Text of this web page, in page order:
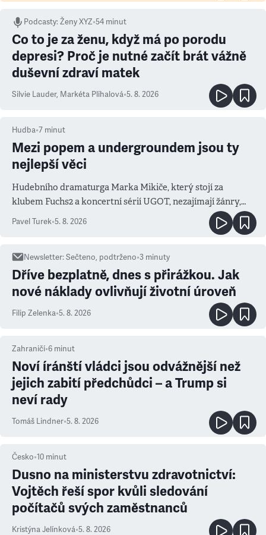
Podcasty:Ženy XYZ•54 minut
Co to je za ženu, když má po porodu
depresi? Proč je nutné začít brát vážně
duševní zdraví matek
Silvie Lauder, Markéta Plíhalová•5. 8. 2026
Hudba•7 minut
Mezi popem a undergroundem jsou ty
nejlepší věci
Hudebního dramaturga Marka Mikiče, který stojí za
klubem Fuchs2 a koncertní sérií UGOT, nezajímají žánry,
Pavel Turek•5. 8. 2026
Newsletter:Sečteno, podtrženo•3 minuty
Dříve bezplatně, dnes s přirážkou. Jak
nové náklady ovlivňují životní úroveň
Filip Zelenka•5. 8. 2026
Zahraničí•6 minut
Noví íránští vládci jsou odvážnější než
jejich zabití předchůdci – a Trump si
neví rady
Tomáš Lindner•5. 8. 2026
Česko•10 minut
Dusno na ministerstvu zdravotnictví:
Vojtěch řeší spor kvůli sledování
počítačů svých zaměstnanců
Kristýna Jelínková•5. 8. 2026